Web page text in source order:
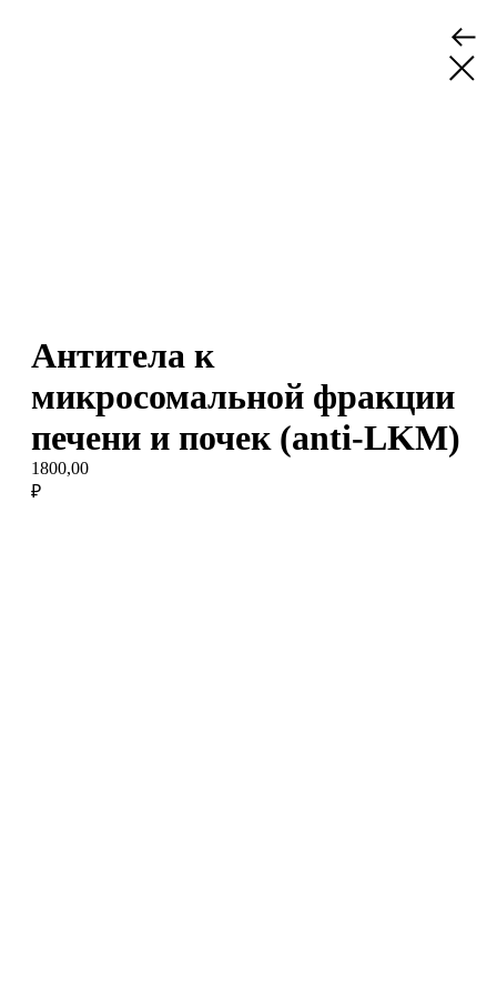
Антитела к
микросомальной фракции
печени и почек (anti-LKM)
1800,00
₽